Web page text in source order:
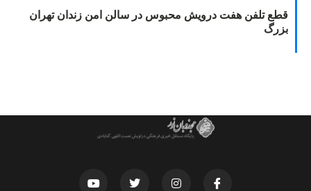
قطع تلفن هفت درویش محبوس در سالن امن زندان تهران
بزرگ